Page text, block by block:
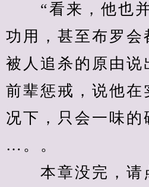
“看来，他也并
功用，甚至布罗会
被人追杀的原由说
前辈惩戒，说他在
况下，只会一味的
…。。
本章没完，请